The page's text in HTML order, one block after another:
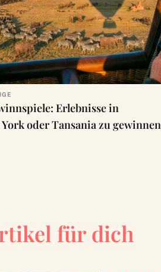
Erlebnisse in
oder Tansania zu gewinnen
für dich